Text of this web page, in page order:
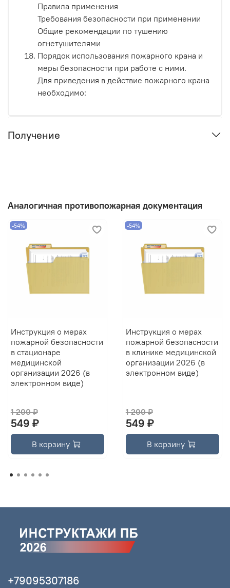
Правила применения
Требования безопасности при применении
Общие рекомендации по тушению
огнетушителями
Порядок использования пожарного крана и
меры безопасности при работе с ними.
Для приведения в действие пожарного крана
необходимо:
Получение
Аналогичная противопожарная документация
-54%
Инструкция о мерах
пожарной безопасности
в стационаре
медицинской
организации 2026 (в
электронном виде)
1 200 ₽
549 ₽
В корзину
-54%
Инструкция о мерах
пожарной безопасности
в клинике медицинской
организации 2026 (в
электронном виде)
1 200 ₽
549 ₽
В корзину
+79095307186